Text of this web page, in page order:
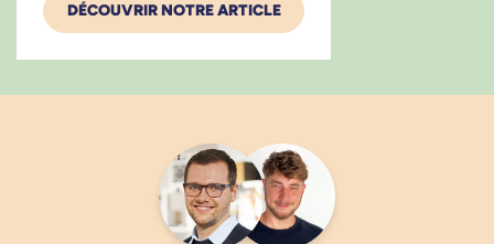
DÉCOUVRIR NOTRE ARTICLE